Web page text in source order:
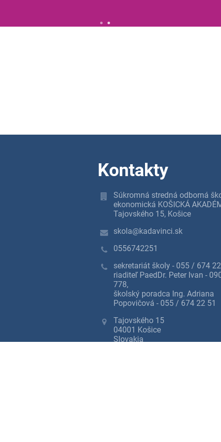
Kontakty
Súkromná stredná odborná
ekonomická KOŠICKÁ
Tajovského 15, Košice
skola@kadavinci.sk
0556742251
sekretariát školy - 055 / 674
riaditeľ PaedDr. Peter Ivan -
778,
školský poradca Ing. Adriana
Popovičová - 055 / 674 22 51
Tajovského 15
04001 Košice
Slovakia